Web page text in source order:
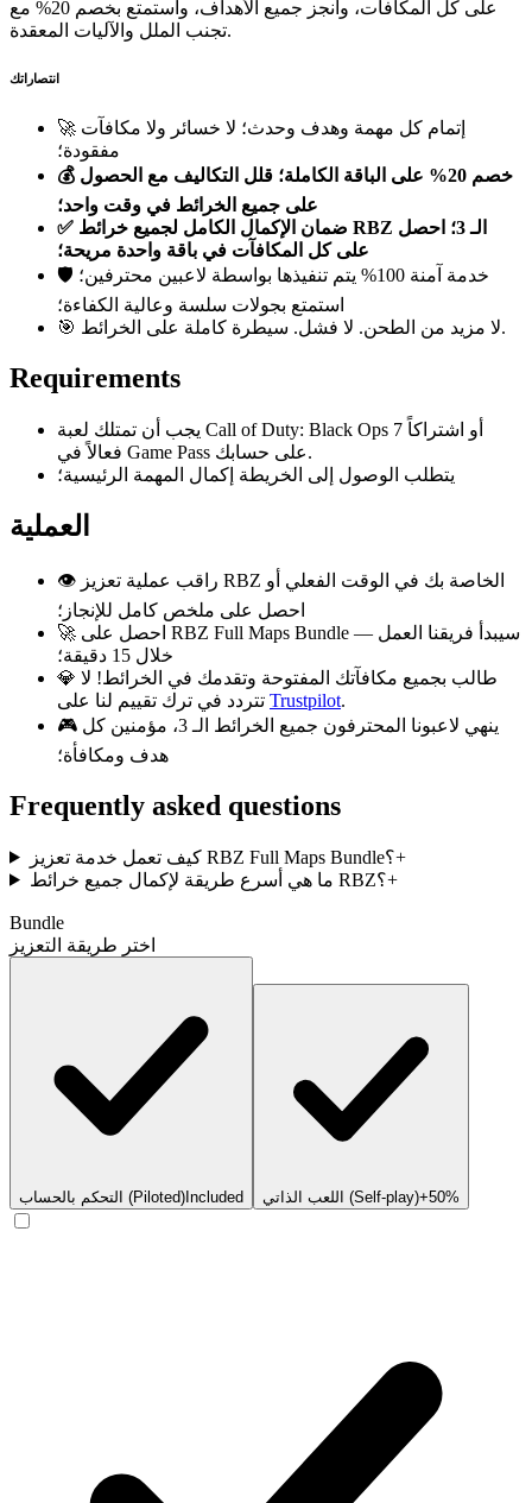
على كل المكافآت، وأنجز جميع الأهداف، واستمتع بخصم 20% مع
تجنب الملل والآليات المعقدة.
انتصاراتك
🚀 إتمام كل مهمة وهدف وحدث؛ لا خسائر ولا مكافآت
مفقودة؛
💰 خصم 20% على الباقة الكاملة؛ قلل التكاليف مع الحصول
على جميع الخرائط في وقت واحد؛
✅ ضمان الإكمال الكامل لجميع خرائط RBZ الـ 3؛ احصل
على كل المكافآت في باقة واحدة مريحة؛
🛡️ خدمة آمنة 100% يتم تنفيذها بواسطة لاعبين محترفين؛
استمتع بجولات سلسة وعالية الكفاءة؛
🎯 لا مزيد من الطحن. لا فشل. سيطرة كاملة على الخرائط.
Requirements
يجب أن تمتلك لعبة Call of Duty: Black Ops 7 أو اشتراكاً
فعالاً في Game Pass على حسابك.
يتطلب الوصول إلى الخريطة إكمال المهمة الرئيسية؛
العملية
👁️ راقب عملية تعزيز RBZ الخاصة بك في الوقت الفعلي أو
احصل على ملخص كامل للإنجاز؛
🚀 احصل على RBZ Full Maps Bundle — سيبدأ فريقنا العمل
خلال 15 دقيقة؛
💎 طالب بجميع مكافآتك المفتوحة وتقدمك في الخرائط! لا
Trustpilot.
🎮 ينهي لاعبونا المحترفون جميع الخرائط الـ 3، مؤمنين كل
هدف ومكافأة؛
Frequently asked questions
كيف تعمل خدمة تعزيز RBZ Full Maps Bundle؟+
ما هي أسرع طريقة لإكمال جميع خرائط RBZ؟+
Bundle
اختر طريقة التعزيز
التحكم بالحساب (Piloted) Included اللعب الذاتي (Self-play)+50%